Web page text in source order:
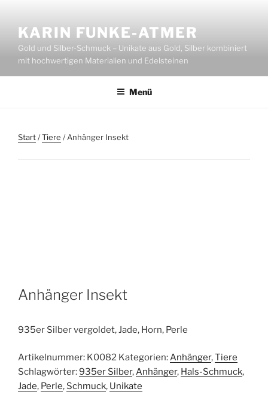
springenKARIN FUNKE-ATMER
Gold und Silber-Schmuck – Unikate aus Gold, Silber kombiniert
mit hochwertigen Materialien und Edelsteinen
Menü
Start/Tiere / Anhänger Insekt
Anhänger Insekt
935er Silber vergoldet, Jade, Horn, Perle
Artikelnummer: K0082 Kategorien:Anhänger,Tiere
Schlagwörter:935er Silber,Anhänger, Hals-Schmuck,
Jade, Perle, Schmuck, Unikate